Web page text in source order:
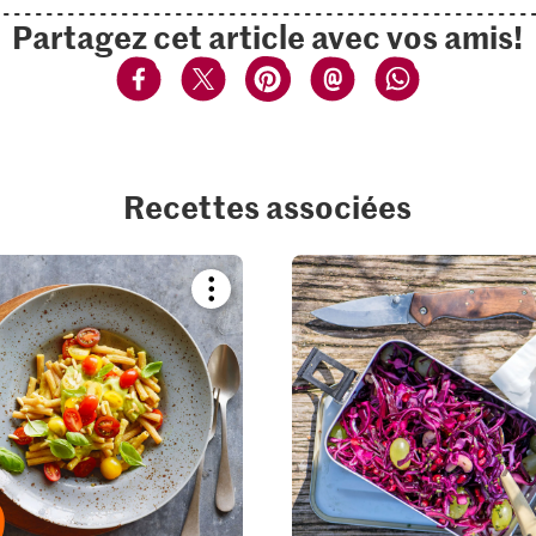
Partagez cet article avec vos amis!
Recettes associées
Bookmark
recipe
or
add
it
to
your
collections.